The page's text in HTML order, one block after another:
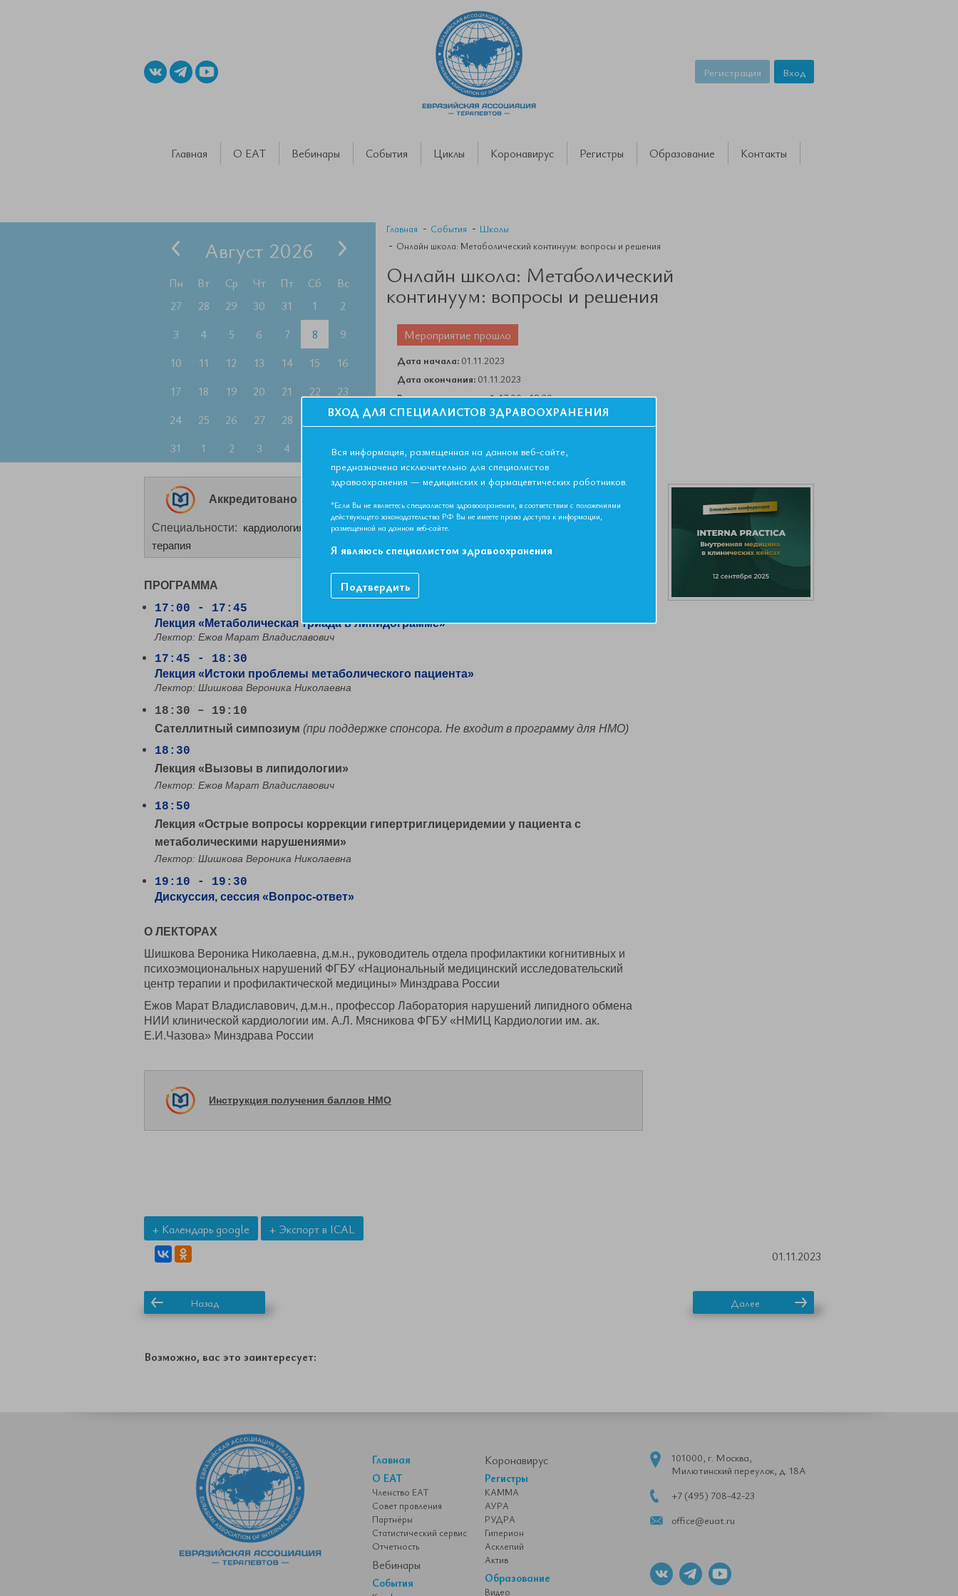
Регистрация Вход
Главная О ЕАТ Вебинары События Циклы Коронавирус Регистры Образование Контакты
Август 2026
Пн Вт Ср Чт Пт Сб
Вс
27
28 29 30 31 1
2
3
4 5 6 7 8
9
10
11 12 13 14 15
16
17
18 19 20 21 22
23
24
25 26 27 28
30
31
1 2 3 4 6
Главная События
Школы
Онлайн школа: Метаболический континуум: вопросы и решения
Онлайн школа: Метаболический
континуум: вопросы и решения
Мероприятие прошло
Дата начала:01.11.2023
Дата окончания:01.11.2023
Время начала лекций:17:00 - 19:30
Город:ОНЛАЙН ФОРМАТ
Аккредитовано НМО - 2 ЗЕТ
Специальности: кардиология, лечебное дело, общая врачебная практика (семейная медицина),
терапия
ПРОГРАММА
17:00 - 17:45
Лекция «Метаболическая триада в липидограмме»
Лектор: Ежов Марат Владиславович
17:45 - 18:30
Лекция «Истоки проблемы метаболического пациента»​
Лектор: Шишкова Вероника Николаевна
18:30 – 19:10
Сателлитный симпозиум (при поддержке спонсора. Не входит в программу для НМО)
18:30
Лекция «Вызовы в липидологии»
Лектор: Ежов Марат Владиславович
18:50
Лекция «Острые вопросы коррекции гипертриглицеридемии у пациента с
метаболическими нарушениями»
Лектор: Шишкова Вероника Николаевна
19:10 - 19:30
Дискуссия, сессия «Вопрос-ответ»
О ЛЕКТОРАХ
Шишкова Вероника Николаевна, д.м.н., руководитель отдела профилактики когнитивных и
психоэмоциональных нарушений ФГБУ «Национальный медицинский исследовательский
центр терапии и профилактической медицины» Минздрава России
Ежов Марат Владиславович, д.м.н., профессор Лаборатория нарушений липидного обмена
НИИ клинической кардиологии им. А.Л. Мясникова ФГБУ «НМИЦ Кардиологии им. ак.
Е.И.Чазова» Минздрава России
Инструкция получения баллов НМО
+ Календарь google
+ Экспорт в ICAL
01.11.2023
Назад Далее
Возможно, вас это заинтересует:
Главная
О ЕАТ
Членство ЕАТ
Совет правления
Партнёры
Статистический сервис
Отчетность
Вебинары
События
Коронавирус
Регистры
КАММА
АУРА
РУДРА
Гиперион
Асклепий
Актив
Образование
Видео
101000, г. Москва,
Милютинский переулок, д. 18А
+7 (495) 708-42-23
office@euat.ru
ВХОД ДЛЯ СПЕЦИАЛИСТОВ ЗДРАВООХРАНЕНИЯ
Вся информация, размещенная на данном веб-сайте,
предназначена исключительно для специалистов
здравоохранения — медицинских и фармацевтических работников.
*Если Вы не являетесь специалистом здравоохранения, в соответствии с положениями
действующего законодательства РФ Вы не имеете права доступа к информации,
размещенной на данном веб-сайте.
Я являюсь специалистом здравоохранения
Подтвердить